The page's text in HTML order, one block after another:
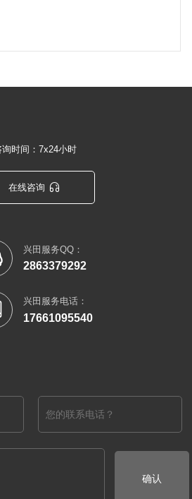
，为您的业务赋予更多竞争力，开始
询时间：7x24小时
在线咨询 
兴田服务QQ：
2863379292
兴田服务电话：
17661095540
确认